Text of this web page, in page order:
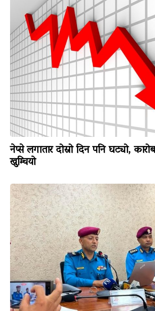
नेप्से लगातार दोस्रो दिन पनि घट्यो,
खुम्चियो